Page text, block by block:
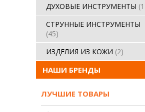
ДУХОВЫЕ ИНСТРУМЕНТЫ
СТРУННЫЕ ИНСТРУМЕНТЫ
(45)
ИЗДЕЛИЯ ИЗ КОЖИ (2)
НАШИ БРЕНДЫ
ЛУЧШИЕ ТОВАРЫ